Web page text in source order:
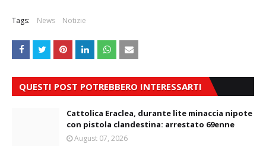
Tags: News Notizie
QUESTI POST POTREBBERO INTERESSARTI
Cattolica Eraclea, durante lite minaccia nipote
con pistola clandestina: arrestato 69enne
August 07, 2026